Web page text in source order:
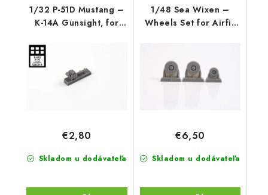
1/32 P-51D Mustang –
K-14A Gunsight, for
Skladom u dodávateľa
€2,80
1/48 Sea Wixen –
Wheels Set for Airfix
Skladom u dodávateľa
€6,50